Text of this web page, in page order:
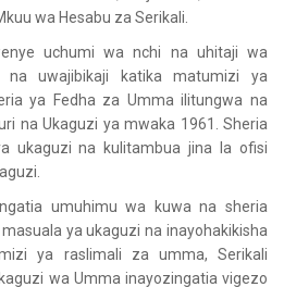
wa Hesabu za Serikali.
uchumi wa nchi na uhitaji wa
na uwajibikaji katika matumizi ya
ya Fedha za Umma ilitungwa na
na Ukaguzi ya mwaka 1961. Sheria
ukaguzi na kulitambua jina la ofisi
umuhimu wa kuwa na sheria
ya ukaguzi na inayohakikisha
ya raslimali za umma, Serikali
wa Umma inayozingatia vigezo